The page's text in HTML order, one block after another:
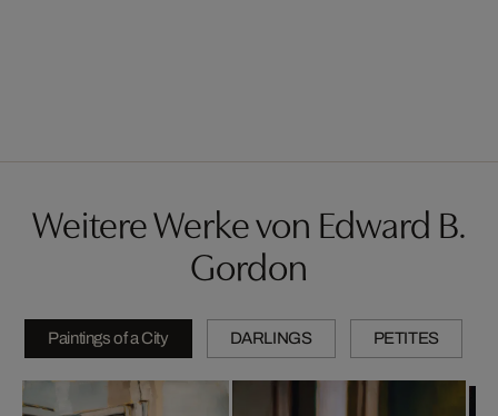
Weitere Werke von Edward B.
Gordon
Paintings of a City DARLINGS PETITES